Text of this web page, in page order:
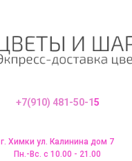
+7(910) 481-50-15
г. Химки ул. Калинина дом 7
Пн.-Вс. с 10.00 - 21.00